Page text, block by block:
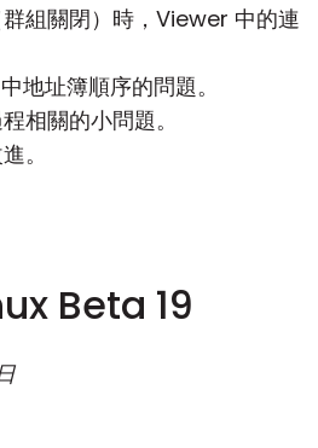
組關閉）時，Viewer 中的連
地址簿順序的問題。
相關的小問題。
。
Beta 19